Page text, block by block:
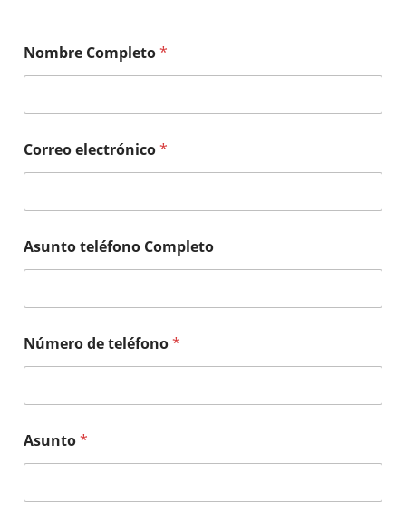
Nombre Completo*
Correo electrónico*
Asunto teléfono Completo
Número de teléfono*
Asunto*